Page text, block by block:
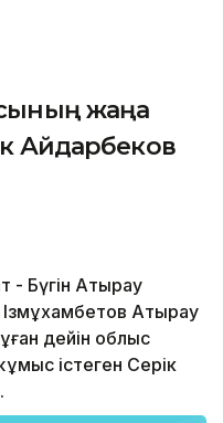
жаңа
Айдарбеков
- Бүгін Атырау
Атырау
дейін облыс
істеген Серік